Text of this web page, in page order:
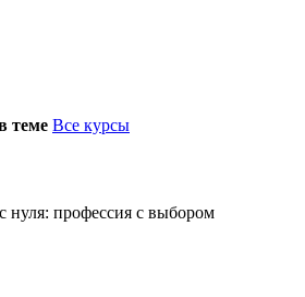
теме Все курсы
нуля: профессия с выбором